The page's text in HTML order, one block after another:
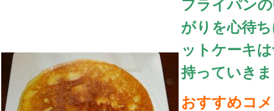
フライパン
がりを心待
ットケーキ
持っていき
おすすめコ